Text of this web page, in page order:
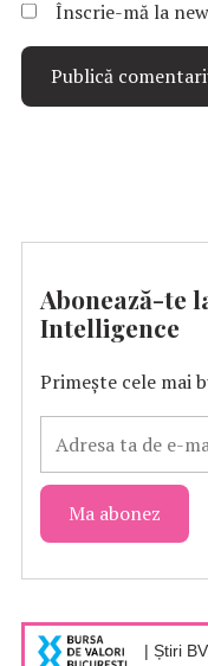
Înscrie-mă la
Abonează-te
Intelligence
Primește cele mai
| Știri